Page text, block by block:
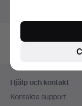
Hjälp och kontakt
Kontakta support